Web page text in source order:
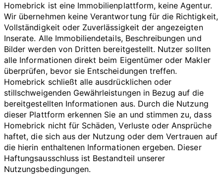
Homebrick ist eine Immobilienplattform, keine Agentur.
Wir übernehmen keine Verantwortung für die Richtigkeit,
Vollständigkeit oder Zuverlässigkeit der angezeigten
Inserate. Alle Immobiliendetails, Beschreibungen und
Bilder werden von Dritten bereitgestellt. Nutzer sollten
alle Informationen direkt beim Eigentümer oder Makler
überprüfen, bevor sie Entscheidungen treffen.
Homebrick schließt alle ausdrücklichen oder
stillschweigenden Gewährleistungen in Bezug auf die
bereitgestellten Informationen aus. Durch die Nutzung
dieser Plattform erkennen Sie an und stimmen zu, dass
Homebrick nicht für Schäden, Verluste oder Ansprüche
haftet, die sich aus der Nutzung oder dem Vertrauen auf
die hierin enthaltenen Informationen ergeben. Dieser
Haftungsausschluss ist Bestandteil unserer
Nutzungsbedingungen.